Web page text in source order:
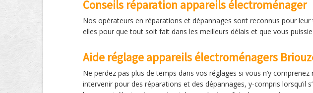
Conseils réparation appareils électroménager
Nos opérateurs en réparations et dépannages sont reconnus pour
elles pour que tout soit fait dans les meilleurs délais et que vous
Aide réglage appareils électroménagers
Ne perdez pas plus de temps dans vos réglages si vous n’y
intervenir pour des réparations et des dépannages, y-compris lorsqu’il